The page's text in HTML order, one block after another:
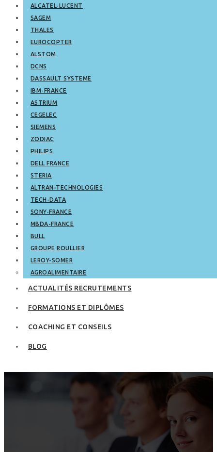
ALCATEL-LUCENT
SAGEM
THALES
EUROCOPTER
ALSTOM
DCNS
DASSAULT SYSTEME
IBM-FRANCE
ASTRIUM
CEGELEC
SIEMENS
ZODIAC
PHILIPS
DELL FRANCE
STERIA
ALTRAN-TECHNOLOGIES
TECH-DATA
SONY-FRANCE
MBDA-FRANCE
BULL
GROUPE ROULLIER
LEROY-SOMER
AGROALIMENTAIRE
ACTUALITÉS RECRUTEMENTS
FORMATIONS ET DIPLÔMES
COACHING ET CONSEILS
BLOG